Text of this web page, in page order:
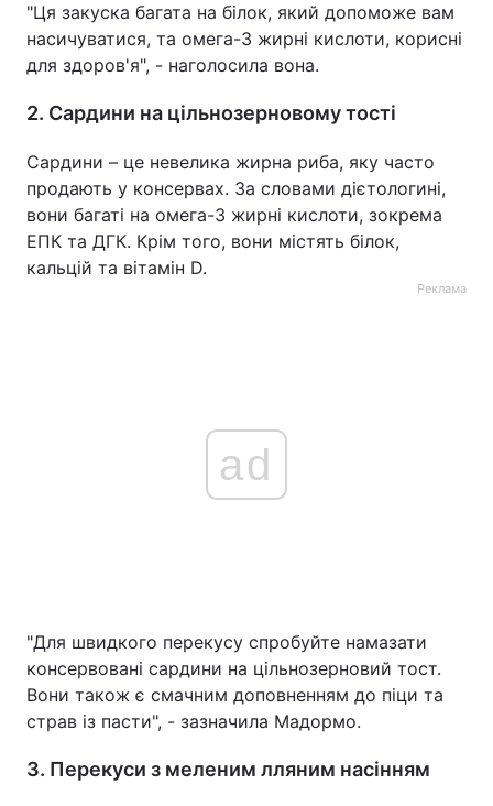
"Ця закуска багата на білок, який допоможе вам
насичуватися, та омега-3 жирні кислоти, корисні
для здоров'я", - наголосила вона.
2. Сардини на цільнозерновому тості
Сардини – це невелика жирна риба, яку часто
продають у консервах. За словами дієтологині,
вони багаті на омега-3 жирні кислоти, зокрема
EПК та ДГК. Крім того, вони містять білок,
кальцій та вітамін D.
Реклама
ad
"Для швидкого перекусу спробуйте намазати
консервовані сардини на цільнозерновий тост.
Вони також є смачним доповненням до піци та
страв із пасти", - зазначила Мадормо.
3. Перекуси з меленим лляним насінням